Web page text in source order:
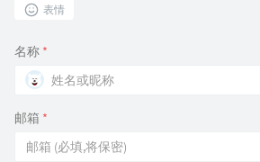
表情
名称 *
邮箱 *